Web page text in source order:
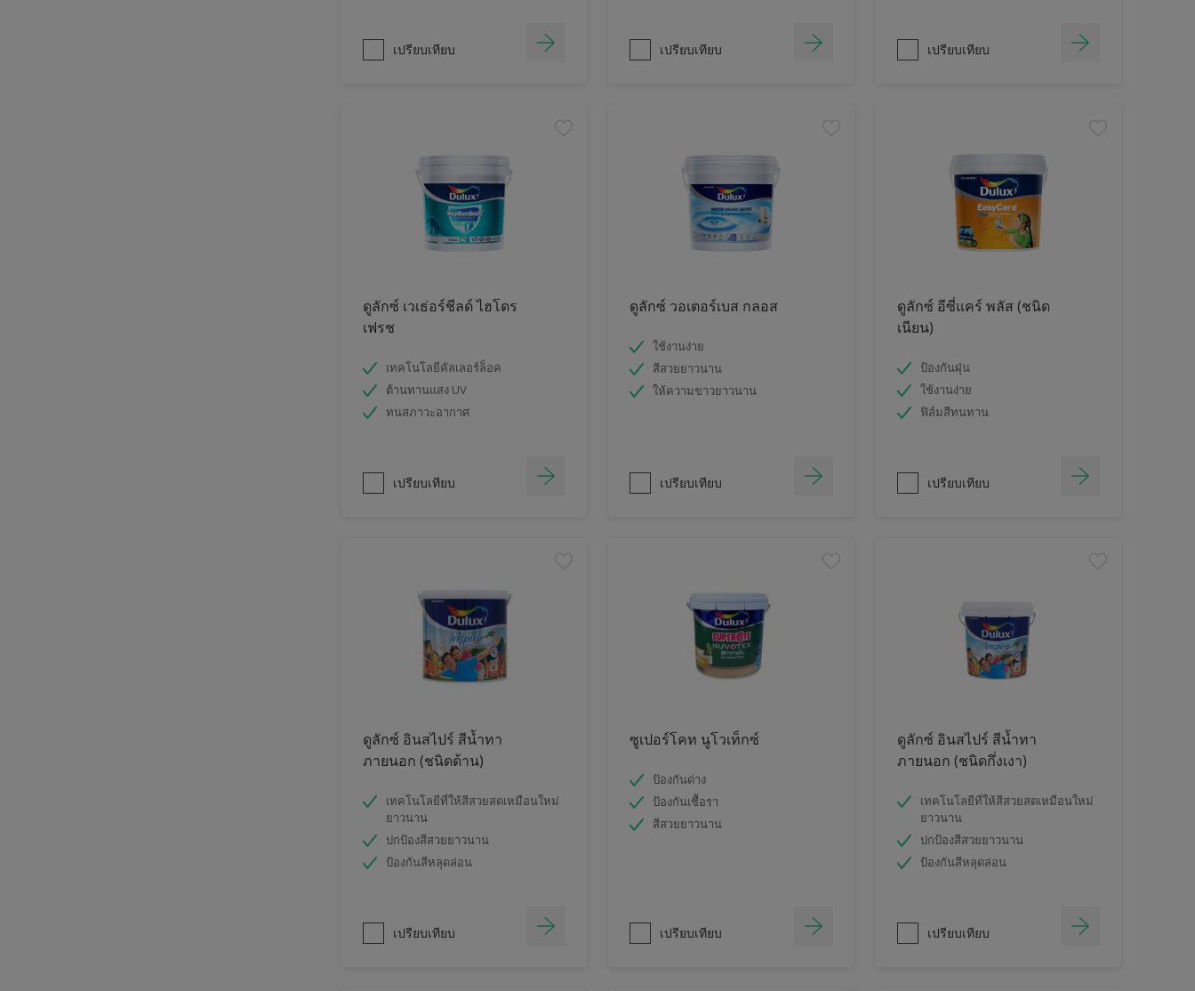
เปรียบเทียบ เปรียบเทียบ เปรียบเทียบ
ดูลักซ์ เวเธ่อร์ชีลด์ ไฮโดร
เฟรช
เทคโนโลยีคัลเลอร์ล็อค
ต้านทานแสง UV
ทนสภาวะอากาศ
เปรียบเทียบ
ดูลักซ์ วอเตอร์เบส กลอส
ใช้งานง่าย
สีสวยยาวนาน
ให้ความขาวยาวนาน
เปรียบเทียบ
ดูลักซ์ อีซี่แคร์ พลัส (ชนิด
เนียน)
ป้องกันฝุ่น
ใช้งานง่าย
ฟิล์มสีทนทาน
เปรียบเทียบ
ดูลักซ์ อินสไปร์ สีน้ำทา
ภายนอก (ชนิดด้าน)
เทคโนโลยีที่ให้สีสวยสดเหมือนใหม่
ยาวนาน
ปกป้องสีสวยยาวนาน
ป้องกันสีหลุดล่อน
เปรียบเทียบ
ซูเปอร์โคท นูโวเท็กซ์
ป้องกันด่าง
ป้องกันเชื้อรา
สีสวยยาวนาน
เปรียบเทียบ
ดูลักซ์ อินสไปร์ สีน้ำทา
ภายนอก (ชนิดกึ่งเงา)
เทคโนโลยีที่ให้สีสวยสดเหมือนใหม่
ยาวนาน
ปกป้องสีสวยยาวนาน
ป้องกันสีหลุดล่อน
เปรียบเทียบ